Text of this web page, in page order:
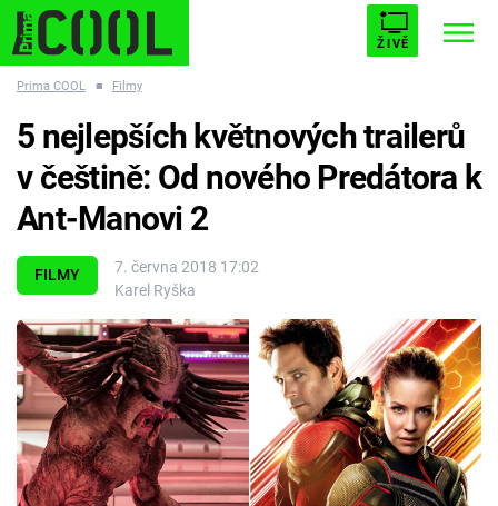
ŽIVĚ
ESCAPE PLNEJ KOTEL AVENGERS 5
Témata
Filmy
Seriály
Hry
Prima COOL ■ Filmy
FILMY
7. června 2018 17:02
Karel Ryška
5 nejlepších květnových trailerů
v češtině: Od nového Predátora k
Ant-Manovi 2